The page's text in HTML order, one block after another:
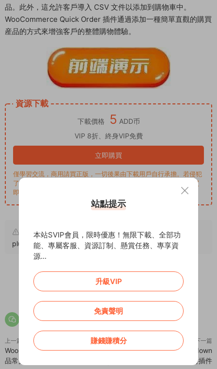
品。此外，這允許客戶導入 CSV 文件以添加到購物車中。
WooCommerce Quick Order 插件通過添加一種簡單直觀的購買
産品的方式來增強客戶的整體購物體驗。
資源下載
下載價格 5 ADD币
VIP 8折、終身VIP免費
立即購買
僅學習交流，商用請買正版，一切後果由下載用戶自行承擔。若侵犯
了您的權益，請來信通知Email: support@addprofans.com。購買
即默認同意
原文鏈接： https://addprofans.com/b2b-quick-order-
plugin-for-woocommerce/，轉載請注明出處。
0 0
上一篇
WooCommerce FAQ Plugin – 産
品常見問題選項卡 – v1.0.6
下一篇
Wiloke Product Sale Countdown
– 産品銷售倒計時插件
站點提示
本站SVIP會員，限時優惠！無限下載、全部功
能、專屬客服、資源訂制、懸賞任務、專享資
源...
升級VIP
免責聲明
賺錢賺積分